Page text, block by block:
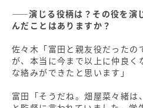
――演じる役柄は？その役を演
んだことはありますか？
佐々木「富田と親友役だったの
が、本当に今まで以上に仲良く
な絡みができたと思います」
富田「そうだね。畑屋菜々緒は